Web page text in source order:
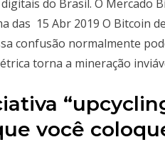
do Brasil. O Mercado
das 15 Abr 2019 O Bitcoin
confusão normalmente
torna a mineração
você